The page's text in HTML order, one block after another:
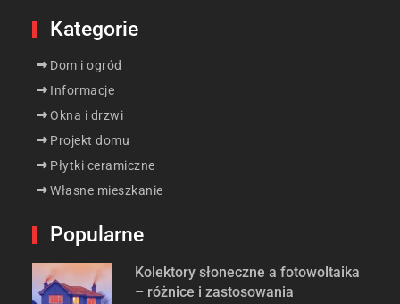
Kategorie
Dom i ogród
Informacje
Okna i drzwi
Projekt domu
Płytki ceramiczne
Własne mieszkanie
Popularne
Kolektory słoneczne a fotowoltaika
– różnice i zastosowania